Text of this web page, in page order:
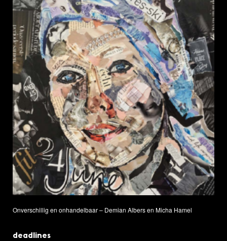
Onverschillig en onhandelbaar – Demian Albers en Micha Hamel
deadlines